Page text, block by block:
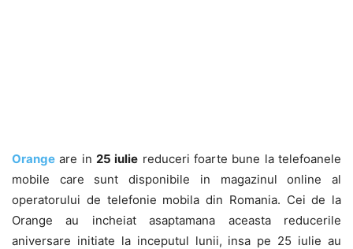
Orange are in 25 iulie reduceri foarte bune la telefoanele
mobile care sunt disponibile in magazinul online al
operatorului de telefonie mobila din Romania. Cei de la
Orange au incheiat asaptamana aceasta reducerile
aniversare initiate la inceputul lunii, insa pe 25 iulie au